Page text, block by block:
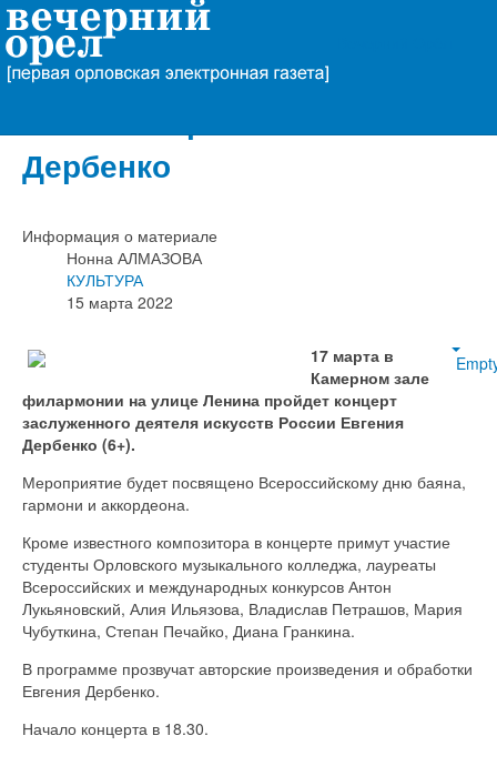
В Орле состоится концерт
Дербенко
Информация о материале
Нонна АЛМАЗОВА
КУЛЬТУРА
15 марта 2022
17 марта в
Камерном зале
филармонии на улице Ленина пройдет концерт
заслуженного деятеля искусств России Евгения
Дербенко (6+).
Мероприятие будет посвящено Всероссийскому дню баяна,
гармони и аккордеона.
Кроме известного композитора в концерте примут участие
студенты Орловского музыкального колледжа, лауреаты
Всероссийских и международных конкурсов Антон
Лукьяновский, Алия Ильязова, Владислав Петрашов, Мария
Чубуткина, Степан Печайко, Диана Гранкина.
В программе прозвучат авторские произведения и обработки
Евгения Дербенко.
Начало концерта в 18.30.